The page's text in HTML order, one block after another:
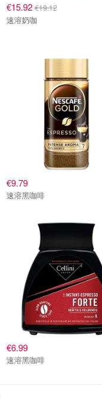
€15.92€19.12
速溶奶咖
€9.79
速溶黑咖啡
€6.99
速溶黑咖啡